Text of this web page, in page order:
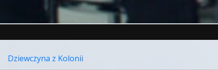
Dziewczyna z Kolonii